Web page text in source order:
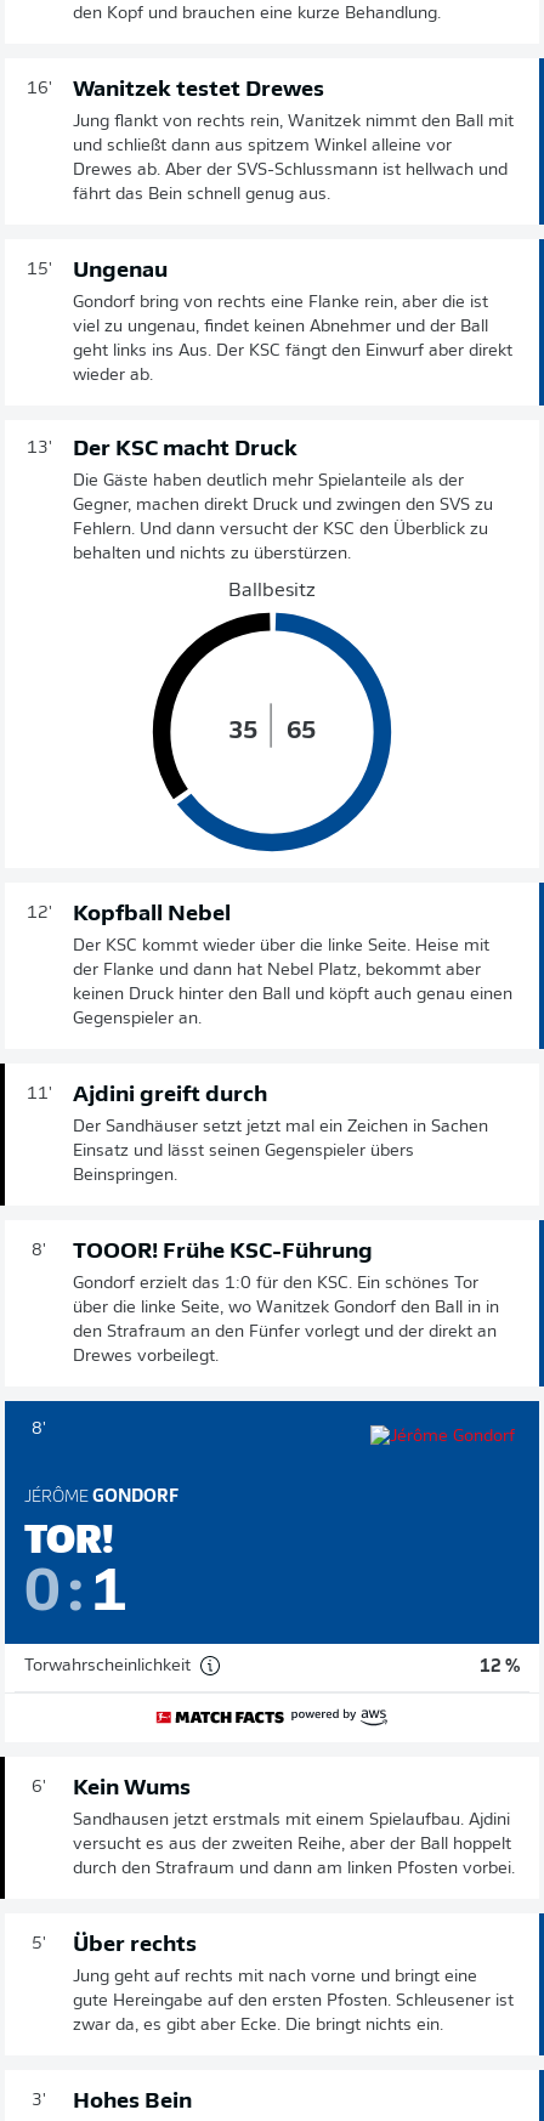
den Kopf und brauchen eine kurze Behandlung.
16' Wanitzek testet Drewes
Jung flankt von rechts rein, Wanitzek nimmt den Ball mit
und schließt dann aus spitzem Winkel alleine vor
Drewes ab. Aber der SVS-Schlussmann ist hellwach und
fährt das Bein schnell genug aus.
15' Ungenau
Gondorf bring von rechts eine Flanke rein, aber die ist
viel zu ungenau, findet keinen Abnehmer und der Ball
geht links ins Aus. Der KSC fängt den Einwurf aber direkt
wieder ab.
13' Der KSC macht Druck
Die Gäste haben deutlich mehr Spielanteile als der
Gegner, machen direkt Druck und zwingen den SVS zu
Fehlern. Und dann versucht der KSC den Überblick zu
behalten und nichts zu überstürzen.
Ballbesitz
35 65
12' Kopfball Nebel
Der KSC kommt wieder über die linke Seite. Heise mit
der Flanke und dann hat Nebel Platz, bekommt aber
keinen Druck hinter den Ball und köpft auch genau einen
Gegenspieler an.
11' Ajdini greift durch
Der Sandhäuser setzt jetzt mal ein Zeichen in Sachen
Einsatz und lässt seinen Gegenspieler übers
Beinspringen.
8' TOOOR! Frühe KSC-Führung
Gondorf erzielt das 1:0 für den KSC. Ein schönes Tor
über die linke Seite, wo Wanitzek Gondorf den Ball in in
den Strafraum an den Fünfer vorlegt und der direkt an
Drewes vorbeilegt.
8'
JÉRÔME GONDORF
TOR!
0: 1
Torwahrscheinlichkeit 12 %
6' Kein Wums
Sandhausen jetzt erstmals mit einem Spielaufbau. Ajdini
versucht es aus der zweiten Reihe, aber der Ball hoppelt
durch den Strafraum und dann am linken Pfosten vorbei.
5' Über rechts
Jung geht auf rechts mit nach vorne und bringt eine
gute Hereingabe auf den ersten Pfosten. Schleusener ist
zwar da, es gibt aber Ecke. Die bringt nichts ein.
3' Hohes Bein